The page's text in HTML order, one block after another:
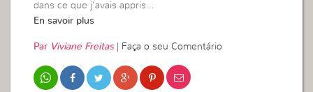
dans ce que j’avais appris…
En savoir plus
Par Viviane Freitas| Faça o seu Comentário